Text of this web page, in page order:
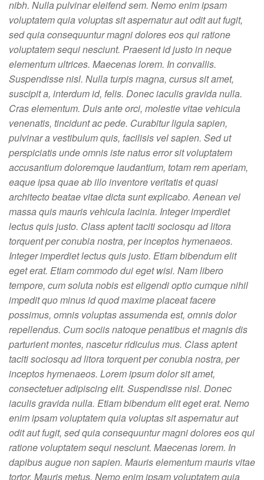
nibh. Nulla pulvinar eleifend sem. Nemo enim ipsam
voluptatem quia voluptas sit aspernatur aut odit aut fugit,
sed quia consequuntur magni dolores eos qui ratione
voluptatem sequi nesciunt. Praesent id justo in neque
elementum ultrices. Maecenas lorem. In convallis.
Suspendisse nisl. Nulla turpis magna, cursus sit amet,
suscipit a, interdum id, felis. Donec iaculis gravida nulla.
Cras elementum. Duis ante orci, molestie vitae vehicula
venenatis, tincidunt ac pede. Curabitur ligula sapien,
pulvinar a vestibulum quis, facilisis vel sapien. Sed ut
perspiciatis unde omnis iste natus error sit voluptatem
accusantium doloremque laudantium, totam rem aperiam,
eaque ipsa quae ab illo inventore veritatis et quasi
architecto beatae vitae dicta sunt explicabo. Aenean vel
massa quis mauris vehicula lacinia. Integer imperdiet
lectus quis justo. Class aptent taciti sociosqu ad litora
torquent per conubia nostra, per inceptos hymenaeos.
Integer imperdiet lectus quis justo. Etiam bibendum elit
eget erat. Etiam commodo dui eget wisi. Nam libero
tempore, cum soluta nobis est eligendi optio cumque nihil
impedit quo minus id quod maxime placeat facere
possimus, omnis voluptas assumenda est, omnis dolor
repellendus. Cum sociis natoque penatibus et magnis dis
parturient montes, nascetur ridiculus mus. Class aptent
taciti sociosqu ad litora torquent per conubia nostra, per
inceptos hymenaeos. Lorem ipsum dolor sit amet,
consectetuer adipiscing elit. Suspendisse nisl. Donec
iaculis gravida nulla. Etiam bibendum elit eget erat. Nemo
enim ipsam voluptatem quia voluptas sit aspernatur aut
odit aut fugit, sed quia consequuntur magni dolores eos qui
ratione voluptatem sequi nesciunt. Maecenas lorem. In
dapibus augue non sapien. Mauris elementum mauris vitae
tortor. Mauris metus. Nemo enim ipsam voluptatem quia